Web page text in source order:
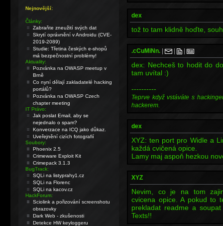
dex
tož to tam klidně hoďte,
.cCuMiNn.
dex: Nechceš to hodit do
tam uvítal :)
----------
Teprve když vstáváte s
hackerem.
dex
XYZ: ten port pro Widle a
každá cvičená opice.
Lamy maj aspoň hezkou
XYZ
Nevim, co je na tom
cvicena opice. A pokud to
prekladat readme a
Texts!!
Nejnovější:
Články:
Zabraňte zneužití svých dat
Skrytí oprávnění v Androidu (CVE-
2019-2089)
Studie: Třetina českých e-shopů
má bezpečnostní problémy!
Aktuality:
Pozvánka na OWASP meetup v
Brně
Co nyní dělají zakladatelé hacking
portálů?
Pozvánka na OWASP Czech
chapter meeting
IT Právo:
Jak poslat Email, aby se
nejednalo o spam?
Konverzace na ICQ jako důkaz.
Uveřejnění cizích fotografií
Soubory:
Phoenix 2.5
Crimeware Exploit Kit
Crimepack 3.1.3
BugTrack:
SQLi na listyprahy1.cz
SQLi na Florenc
SQLi na kacov.cz
HackForum:
Sciolink a pořizování screenshotu
obrazovky
Dark Web - zkušenosti
Detekce HW keyloggeru